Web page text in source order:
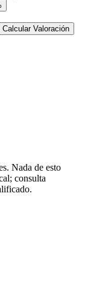
Calcular Valoración
Nada de esto
consulta